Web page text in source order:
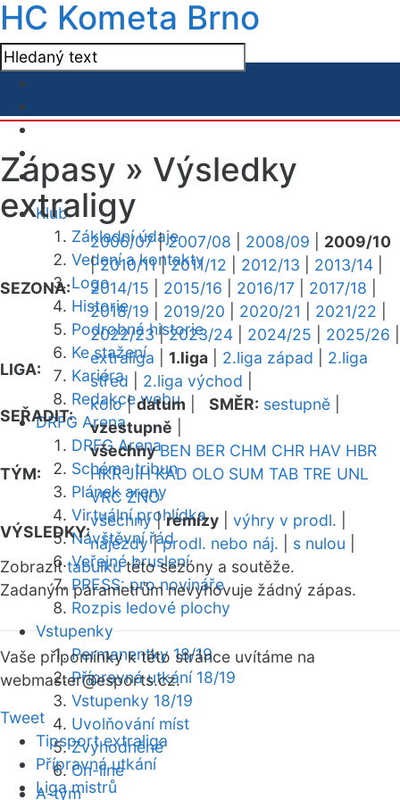
HC Kometa Brno
Klub
Základní údaje
Vedení a kontakty
Logo
Historie
Podrobná historie
Ke stažení
Kariéra
Redakce webu
DRFG Arena
DRFG Arena
Schéma tribun
Plánek areny
Virtuální prohlídka
Návštěvní řád
Veřejné bruslení
PRESS: pro novináře
Rozpis ledové plochy
Vstupenky
Permanentky 18/19
Přípravná utkání 18/19
Vstupenky 18/19
Uvolňování míst
Zvýhodněné
On-line
A-tým
Zápasy » Výsledky
extraligy
SEZONA:
2006/07|2007/08 2008/09
2009/10
|2010/11|2011/12 2012/13 2013/14
2014/15
2015/16 2016/17 2017/18
2018/19
2019/20 2020/21 2021/22
2022/23|2023/24 2024/25 2025/26
LIGA:
extraliga 1.liga 2.liga západ
2.liga
střed
2.liga východ
SEŘADIT:
kolo|datum SMĚR: sestupně
vzestupně
TÝM:
všechny BEN BER CHM CHR HAV HBR
HKR JIH KAD OLO SUM TAB TRE UNL
VRC ZNO
VÝSLEDKY:
všechny|remízy výhry v prodl.
nájezdy|prodl. nebo náj. s nulou
Zobrazittabulkutéto sezóny a soutěže.
Zadaným parametrům nevyhovuje žádný zápas.
Vaše připomínky k této stránce uvítáme na
webmaster@esports.cz.
Tweet
Tipsport extraliga
Přípravná utkání
Liga mistrů